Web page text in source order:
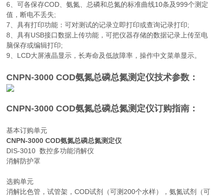
6、可各保存COD、氨氮、总磷和总氮的标准曲线10条及999个测定
值，断电不丢失;
7、具有打印功能：可对测试的记录立即打印或查询记录打印;
8、具有USB接口数据上传功能，可把仪器存储的数据记录上传至电
脑保存或编辑打印;
9、LCD大屏液晶显示，长寿命及低故障率，操作中文菜单显示。
CNPN-3000 COD氨氮总磷总氮测定仪技术参数：
CNPN-3000 COD氨氮总磷总氮测定仪订购指南：
基本订购单元
CNPN-3000 COD氨氮总磷总氮测定仪
DIS-3010 数控多功能消解仪
消解防护罩
选购单元
消解比色管，试管架，COD试剂（可测200个水样），氨氮试剂（可